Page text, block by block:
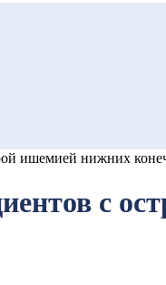
ишемией нижних
с